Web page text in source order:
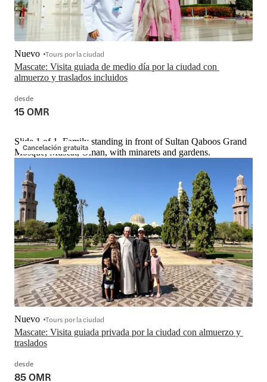
Mascate: Visita guiada de medio día por la ciudad con
almuerzo y traslados incluidos
Nuevo Tours por la ciudad
desde
15 OMR
Cancelación gratuita
Slide 1 of 1, Family standing in front of Sultan Qaboos Grand
Mosque, Muscat, Oman, with minarets and gardens.
Mascate: Visita guiada privada por la ciudad con almuerzo y
traslados
Nuevo Tours por la ciudad
desde
85 OMR